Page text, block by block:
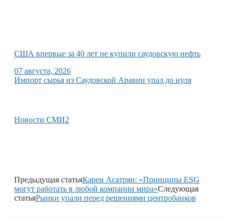
США впервые за 40 лет не купили саудовскую нефть
07 августа, 2026
Импорт сырья из Саудовской Аравии упал до нуля
Новости СМИ2
Предыдущая статьяКарен Асатрян: «Принципы ESG
могут работать в любой компании мира»Следующая
статьяРынки упали перед решениями центробанков